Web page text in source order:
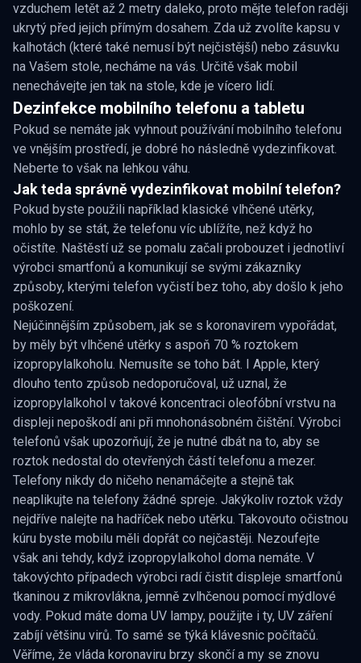
vzduchem letět až 2 metry daleko, proto mějte telefon raději
ukrytý před jejich přímým dosahem. Zda už zvolíte kapsu v
kalhotách (které také nemusí být nejčistější) nebo zásuvku
na Vašem stole, necháme na vás. Určitě však mobil
nenechávejte jen tak na stole, kde je vícero lidí.
Dezinfekce mobilního telefonu a tabletu
Pokud se nemáte jak vyhnout používání mobilního telefonu
ve vnějším prostředí, je dobré ho následně vydezinfikovat.
Neberte to však na lehkou váhu.
Jak teda správně vydezinfikovat mobilní telefon?
Pokud byste použili například klasické vlhčené utěrky,
mohlo by se stát, že telefonu víc ublížíte, než když ho
očistíte. Naštěstí už se pomalu začali probouzet i jednotliví
výrobci smartfonů a komunikují se svými zákazníky
způsoby, kterými telefon vyčistí bez toho, aby došlo k jeho
poškození.
Nejúčinnějším způsobem, jak se s koronavirem vypořádat,
by měly být vlhčené utěrky s aspoň 70 % roztokem
izopropylalkoholu. Nemusíte se toho bát. I Apple, který
dlouho tento způsob nedoporučoval, už uznal, že
izopropylalkohol v takové koncentraci oleofóbní vrstvu na
displeji nepoškodí ani při mnohonásobném čištění. Výrobci
telefonů však upozorňují, že je nutné dbát na to, aby se
roztok nedostal do otevřených částí telefonu a mezer.
Telefony nikdy do ničeho nenamáčejte a stejně tak
neaplikujte na telefony žádné spreje. Jakýkoliv roztok vždy
nejdříve nalejte na hadříček nebo utěrku. Takovouto očistnou
kúru byste mobilu měli dopřát co nejčastěji. Nezoufejte
však ani tehdy, když izopropylalkohol doma nemáte. V
takovýchto případech výrobci radí čistit displeje smartfonů
tkaninou z mikrovlákna, jemně zvlhčenou pomocí mýdlové
vody. Pokud máte doma UV lampy, použijte i ty, UV záření
zabíjí většinu virů. To samé se týká klávesnic počítačů.
Věříme, že vláda koronaviru brzy skončí a my se znovu